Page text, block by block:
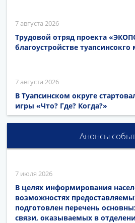
7 августа 2026
Трудовой отряд проекта
благоустройстве
7 августа 2026
В Туапсинском округе
игры «Что? Где? Когда?»
Анонсы
7 июля 2026
В целях информирования
возможностях
подготовлен перечень
связи, оказываемых в